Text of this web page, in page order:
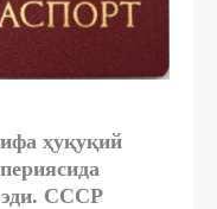
ҳуқуқий
эди. СССР